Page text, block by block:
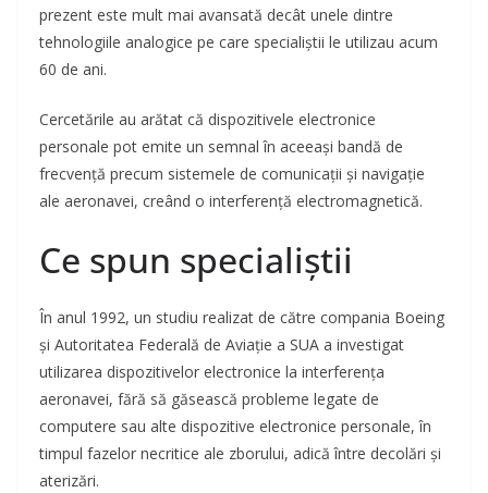
prezent este mult mai avansată decât unele dintre
tehnologiile analogice pe care specialiștii le utilizau acum
60 de ani.
Cercetările au arătat că dispozitivele electronice
personale pot emite un semnal în aceeași bandă de
frecvență precum sistemele de comunicații și navigație
ale aeronavei, creând o interferență electromagnetică.
Ce spun specialiștii
În anul 1992, un studiu realizat de către compania Boeing
și Autoritatea Federală de Aviație a SUA a investigat
utilizarea dispozitivelor electronice la interferența
aeronavei, fără să găsească probleme legate de
computere sau alte dispozitive electronice personale, în
timpul fazelor necritice ale zborului, adică între decolări și
aterizări.